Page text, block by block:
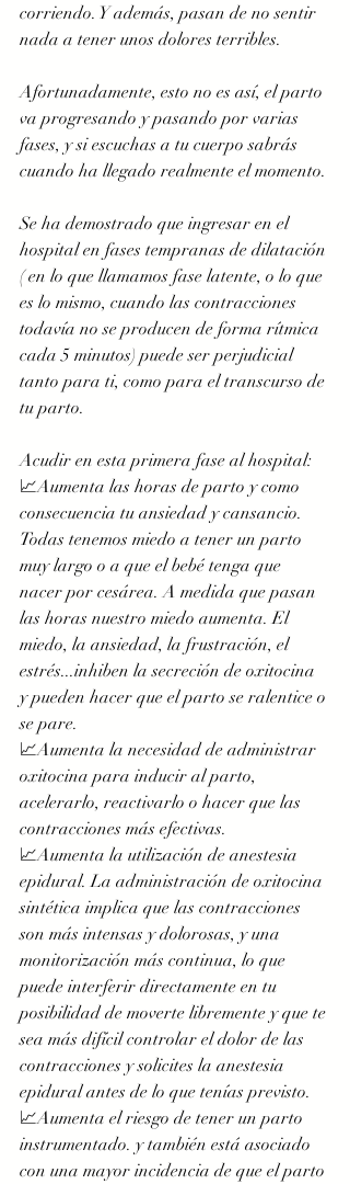
corriendo. Y además, pasan de no sentir
nada a tener unos dolores terribles.
Afortunadamente, esto no es así, el parto
va progresando y pasando por varias
fases, y si escuchas a tu cuerpo sabrás
cuando ha llegado realmente el momento.
Se ha demostrado que ingresar en el
hospital en fases tempranas de dilatación
( en lo que llamamos fase latente, o lo que
es lo mismo, cuando las contracciones
todavía no se producen de forma rítmica
cada 5 minutos) puede ser perjudicial
tanto para ti, como para el transcurso de
tu parto.
Acudir en esta primera fase al hospital:
📈Aumenta las horas de parto y como
consecuencia tu ansiedad y cansancio.
Todas tenemos miedo a tener un parto
muy largo o a que el bebé tenga que
nacer por cesárea. A medida que pasan
las horas nuestro miedo aumenta. El
miedo, la ansiedad, la frustración, el
estrés...inhiben la secreción de oxitocina
y pueden hacer que el parto se ralentice o
se pare.
📈Aumenta la necesidad de administrar
oxitocina para inducir al parto,
acelerarlo, reactivarlo o hacer que las
contracciones más efectivas.
📈Aumenta la utilización de anestesia
epidural. La administración de oxitocina
sintética implica que las contracciones
son más intensas y dolorosas, y una
monitorización más continua, lo que
puede interferir directamente en tu
posibilidad de moverte libremente y que te
sea más difícil controlar el dolor de las
contracciones y solicites la anestesia
epidural antes de lo que tenías previsto.
📈Aumenta el riesgo de tener un parto
instrumentado. y también está asociado
con una mayor incidencia de que el parto